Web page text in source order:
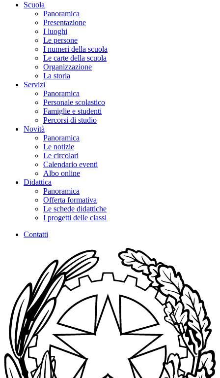
Scuola
Panoramica
Presentazione
I luoghi
Le persone
I numeri della scuola
Le carte della scuola
Organizzazione
La storia
Servizi
Panoramica
Personale scolastico
Famiglie e studenti
Percorsi di studio
Novità
Panoramica
Le notizie
Le circolari
Calendario eventi
Albo online
Didattica
Panoramica
Offerta formativa
Le schede didattiche
I progetti delle classi
Contatti